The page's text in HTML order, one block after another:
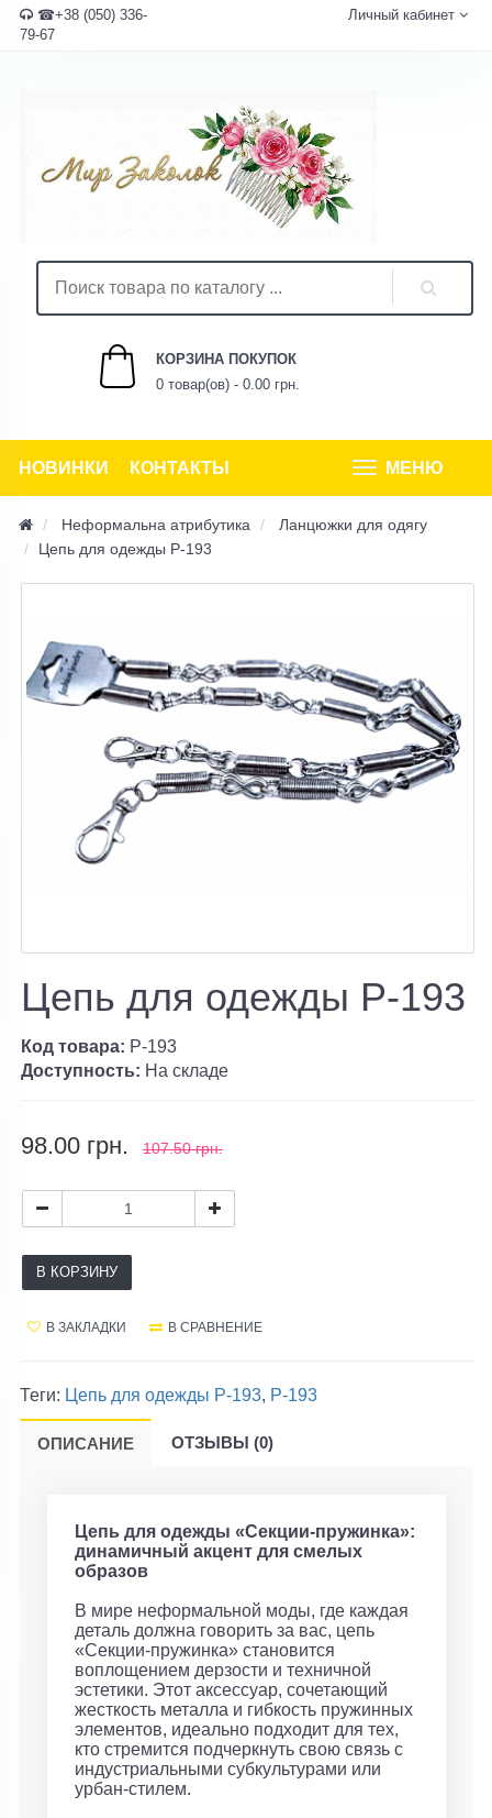
☎+38 (050) 336-
79-67
Личный кабинет
КОРЗИНА ПОКУПОК
0 товар(ов) - 0.00 грн.
НОВИНКИ КОНТАКТЫ МЕНЮ
Неформальна атрибутика
Ланцюжки для одягу
Цепь для одежды P-193
Цепь для одежды P-193
Код товара: P-193
Доступность: На складе
98.00 грн. 107.50 грн.
В КОРЗИНУ
В ЗАКЛАДКИ В СРАВНЕНИЕ
Теги: Цепь для одежды P-193, P-193
ОПИСАНИЕ ОТЗЫВЫ (0)
Цепь для одежды «Секции-пружинка»:
динамичный акцент для смелых
образов
В мире неформальной моды, где каждая
деталь должна говорить за вас, цепь
«Секции-пружинка» становится
воплощением дерзости и техничной
эстетики. Этот аксессуар, сочетающий
жесткость металла и гибкость пружинных
элементов, идеально подходит для тех,
кто стремится подчеркнуть свою связь с
индустриальными субкультурами или
урбан-стилем.